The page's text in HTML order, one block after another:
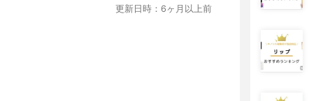
更新日時：6ヶ月以上前